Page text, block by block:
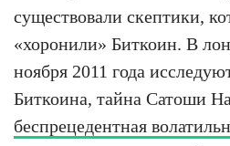
существовали скептики,
«хоронили» Биткоин. В
ноября 2011 года
Биткоина, тайна Сатоши
беспрецедентная